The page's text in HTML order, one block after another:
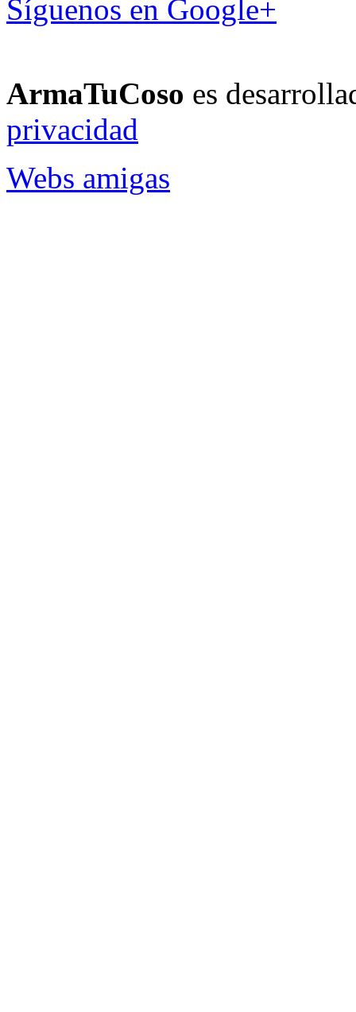
Síguenos en Google+
ArmaTuCoso es
privacidad
Webs amigas